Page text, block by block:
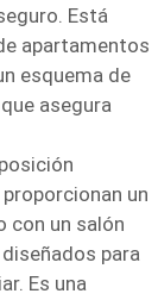
Está
apartamentos
esquema de
asegura
un
con un salón
para
Es una